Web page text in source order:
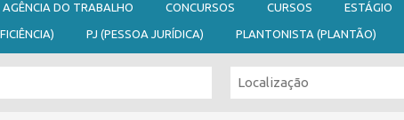
AGÊNCIA DO TRABALHO CONCURSOS CURSOS ESTÁGIO
PJ (PESSOA JURÍDICA) PLANTONISTA (PLANTÃO)